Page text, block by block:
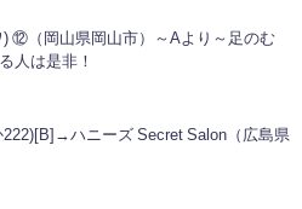
) ⑫（岡山県岡山市）～Aより～足のむ
人は是非！
222)[B]→ハニーズ Secret Salon（広島県